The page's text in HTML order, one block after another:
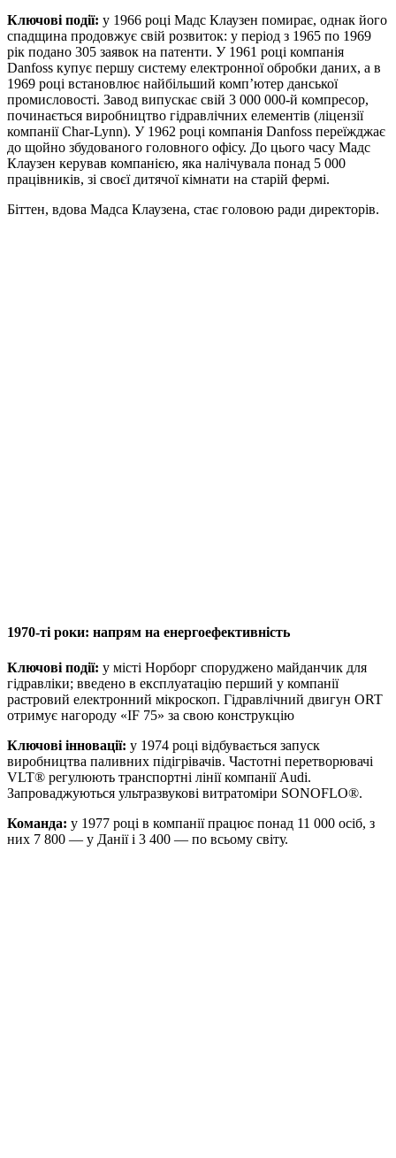
Ключові події: у 1966 році Мадс Клаузен помирає, однак його
спадщина продовжує свій розвиток: у період з 1965 по 1969
рік подано 305 заявок на патенти. У 1961 році компанія
Danfoss купує першу систему електронної обробки даних, а в
1969 році встановлює найбільший комп’ютер данської
промисловості. Завод випускає свій 3 000 000-й компресор,
починається виробництво гідравлічних елементів (ліцензії
компанії Char-Lynn). У 1962 році компанія Danfoss переїжджає
до щойно збудованого головного офісу. До цього часу Мадс
Клаузен керував компанією, яка налічувала понад 5 000
працівників, зі своєї дитячої кімнати на старій фермі.
Біттен, вдова Мадса Клаузена, стає головою ради директорів.
1970-ті роки: напрям на енергоефективність
Ключові події: у місті Норборг споруджено майданчик для
гідравліки; введено в експлуатацію перший у компанії
растровий електронний мікроскоп. Гідравлічний двигун ORT
отримує нагороду «IF 75» за свою конструкцію
Ключові інновації: у 1974 році відбувається запуск
виробництва паливних підігрівачів. Частотні перетворювачі
VLT® регулюють транспортні лінії компанії Audi.
Запроваджуються ультразвукові витратоміри SONOFLO®.
Команда: у 1977 році в компанії працює понад 11 000 осіб, з
них 7 800 — у Данії і 3 400 — по всьому світу.